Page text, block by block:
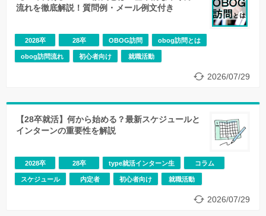
流れを徹底解説！質問例・メール例文付き
2026/07/29
2028卒 28卒 OBOG訪問 obog訪問とは
obog訪問流れ 初心者向け 就職活動
【28卒就活】何から始める？最新スケジュールと
インターンの重要性を解説
2026/07/29
2028卒 28卒 type就活インターン生 コラム
スケジュール 内定者 初心者向け 就職活動